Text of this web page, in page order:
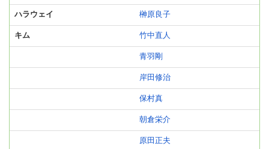
ハラウェイ 榊原良子
キム 竹中直人
青羽剛
岸田修治
保村真
朝倉栄介
原田正夫